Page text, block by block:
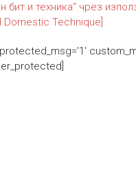
и техника“ чрез
Domestic Technique]